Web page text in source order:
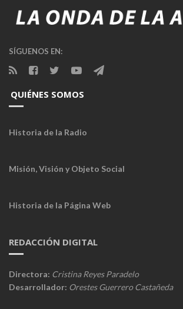
SÍGUENOS EN:
QUIÉNES SOMOS
Historia de la Radio
Misión, Visión y Objeto Social
Historia de la Página Web
REDACCIÓN DIGITAL
Directora: Cristina Reyes Paradelo
Desarrollador: Orestes Guerrero Castañeda